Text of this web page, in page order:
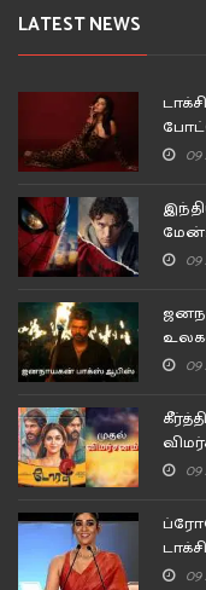
LATEST NEWS
09
மேன்:
09
09
09
09